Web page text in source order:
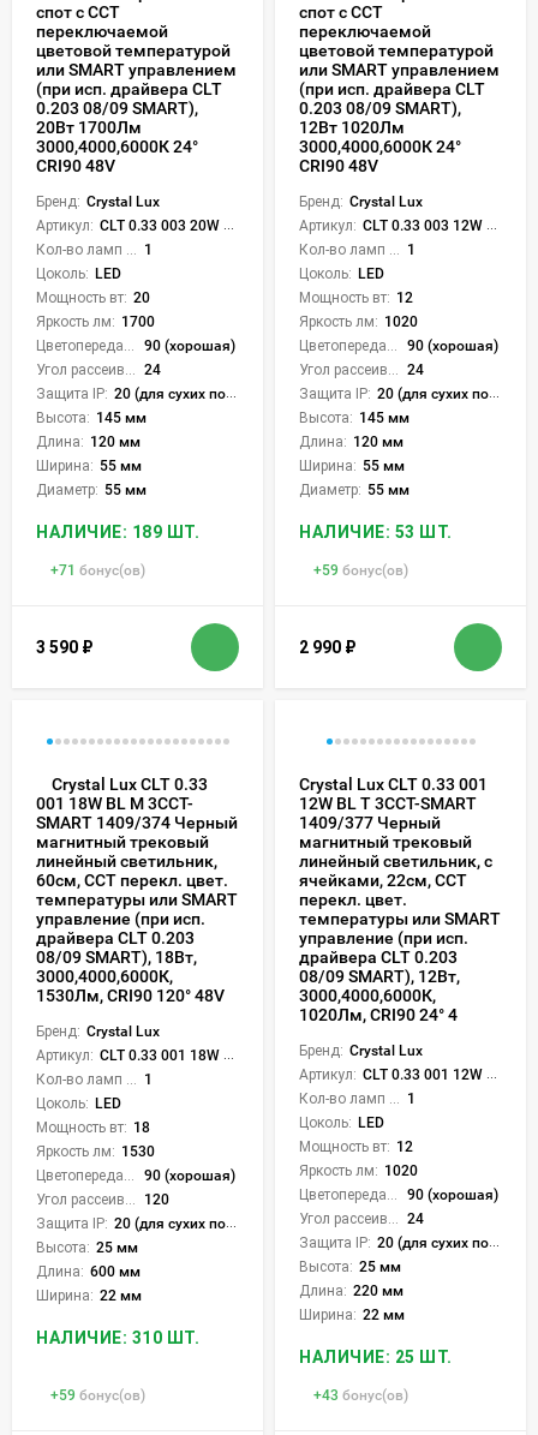
спот с CCT
переключаемой
цветовой температурой
или SMART управлением
(при исп. драйвера CLT
0.203 08/09 SMART),
20Вт 1700Лм
3000,4000,6000К 24°
CRI90 48V
Бренд: Crystal Lux
Артикул: CLT 0.33 003 20W BL 3CCT-SMART
Кол-во ламп или LED: 1
Цоколь: LED
Мощность вт: 20
Яркость лм: 1700
Цветопередача (CRI):
90 (хорошая)
Угол рассеивания света °: 24
Защита IP: 20 (для сухих пом.)
Высота: 145 мм
Длина: 120 мм
Ширина: 55 мм
Диаметр: 55 мм
НАЛИЧИЕ: 189 ШТ.
+71 бонус(ов)
3 590 ₽
спот с CCT
переключаемой
цветовой температурой
или SMART управлением
(при исп. драйвера CLT
0.203 08/09 SMART),
12Вт 1020Лм
3000,4000,6000К 24°
CRI90 48V
Бренд: Crystal Lux
Артикул: CLT 0.33 003 12W BL 3CCT-SMART
Кол-во ламп или LED: 1
Цоколь: LED
Мощность вт: 12
Яркость лм: 1020
Цветопередача (CRI):
90 (хорошая)
Угол рассеивания света °: 24
Защита IP: 20 (для сухих пом.)
Высота: 145 мм
Длина: 120 мм
Ширина: 55 мм
Диаметр: 55 мм
НАЛИЧИЕ: 53 ШТ.
+59 бонус(ов)
2 990 ₽
Crystal Lux CLT 0.33
001 18W BL M 3CCT-
SMART 1409/374 Черный
магнитный трековый
линейный светильник,
60см, CCT перекл. цвет.
температуры или SMART
управление (при исп.
драйвера CLT 0.203
08/09 SMART), 18Вт,
3000,4000,6000К,
1530Лм, CRI90 120° 48V
Бренд: Crystal Lux
Артикул: CLT 0.33 001 18W BL M 3CCT-SMART
Кол-во ламп или LED: 1
Цоколь: LED
Мощность вт: 18
Яркость лм: 1530
Цветопередача (CRI):
90 (хорошая)
Угол рассеивания света °:
120
Защита IP: 20 (для сухих пом.)
Высота: 25 мм
Длина: 600 мм
Ширина: 22 мм
НАЛИЧИЕ: 310 ШТ.
+59 бонус(ов)
Crystal Lux CLT 0.33 001
12W BL T 3CCT-SMART
1409/377 Черный
магнитный трековый
линейный светильник, с
ячейками, 22см, CCT
перекл. цвет.
температуры или SMART
управление (при исп.
драйвера CLT 0.203
08/09 SMART), 12Вт,
3000,4000,6000К,
1020Лм, CRI90 24° 4
Бренд: Crystal Lux
Артикул: CLT 0.33 001 12W BL T 3CCT-SMART
Кол-во ламп или LED: 1
Цоколь: LED
Мощность вт: 12
Яркость лм: 1020
Цветопередача (CRI):
90 (хорошая)
Угол рассеивания света °: 24
Защита IP: 20 (для сухих пом.)
Высота: 25 мм
Длина: 220 мм
Ширина: 22 мм
НАЛИЧИЕ: 25 ШТ.
+43 бонус(ов)